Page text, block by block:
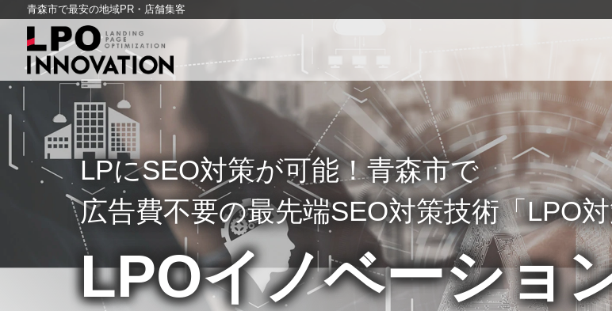
青森市で最安の地域PR・店舗集客
LPにSEO対策が可能！青森市で
広告費不要の最先端SEO対策技術「LPO
LPOイノベーショ